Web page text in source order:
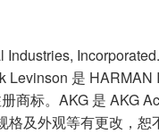
Levinson 是
商标。AKG 是 AKG
及外观等有更改，恕